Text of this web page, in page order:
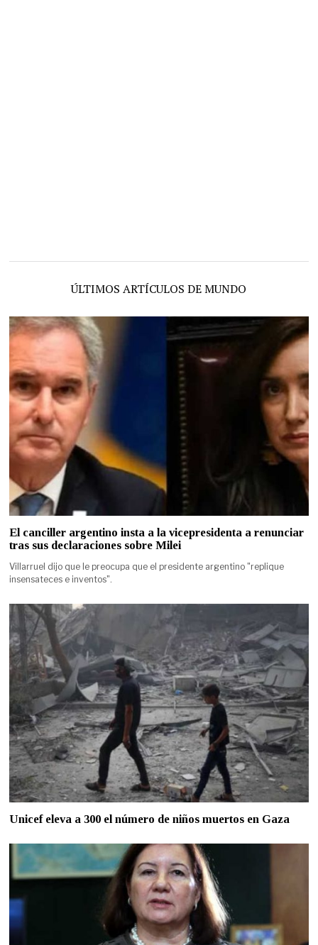
ÚLTIMOS ARTÍCULOS DE MUNDO
El canciller argentino insta a la vicepresidenta a renunciar
tras sus declaraciones sobre Milei
Villarruel dijo que le preocupa que el presidente argentino "replique
insensateces e inventos".
Unicef eleva a 300 el número de niños muertos en Gaza